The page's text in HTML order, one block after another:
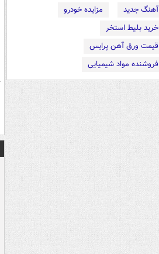
آهنگ جدید
مزایده خودرو
خرید بلیط استخر
قیمت ورق آهن پرایس
فروشنده مواد شیمیایی